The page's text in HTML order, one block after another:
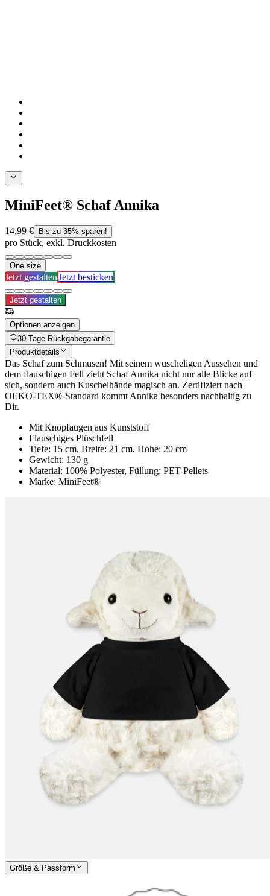
MiniFeet® Schaf Annika
14,99 € Bis zu 35% sparen!
pro Stück, exkl. Druckkosten
One size
Jetzt gestaltenJetzt besticken
Jetzt gestalten
Optionen anzeigen
30 Tage Rückgabegarantie
Produktdetails
Das Schaf zum Schmusen! Mit seinem wuscheligen Aussehen und
dem flauschigen Fell zieht Schaf Annika nicht nur alle Blicke auf
sich, sondern auch Kuschelhände magisch an. Zertifiziert nach
OEKO-TEX®-Standard kommt Annika besonders nachhaltig zu
Dir.
Mit Knopfaugen aus Kunststoff
Flauschiges Plüschfell
Tiefe: 15 cm, Breite: 21 cm, Höhe: 20 cm
Gewicht: 130 g
Material: 100% Polyester, Füllung: PET-Pellets
Marke: MiniFeet®
Größe & Passform